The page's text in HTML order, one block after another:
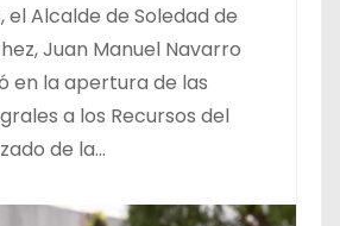
el Alcalde de Soledad de
Juan Manuel Navarro
en la apertura de las
a los Recursos del
de la…